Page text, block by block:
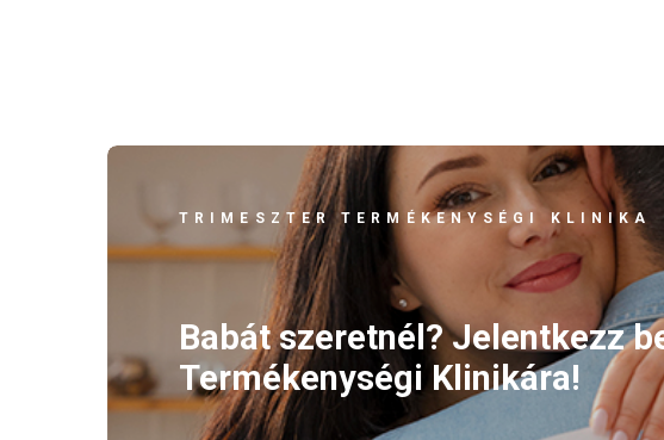
TRIMESZTER TERMÉKENYSÉGI KLINIKA
Babát szeretnél? Jelentkezz
Termékenységi Klinikára!